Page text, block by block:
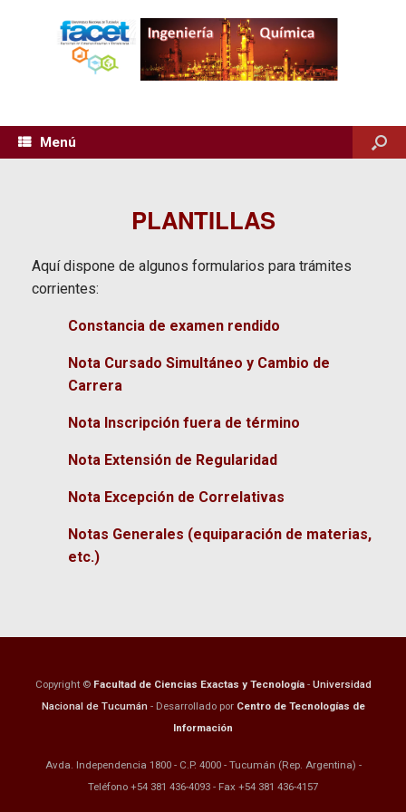
Menú
PLANTILLAS
Aquí dispone de algunos formularios para trámites
corrientes:
Constancia de examen rendido
Nota Cursado Simultáneo y Cambio de
Carrera
Nota Inscripción fuera de término
Nota Extensión de Regularidad
Nota Excepción de Correlativas
Notas Generales (equiparación de materias,
etc.)
Copyright © Facultad de Ciencias Exactas y Tecnología- Universidad
Nacional de Tucumán - Desarrollado por Centro de Tecnologías de
Información
Avda. Independencia 1800 - C.P. 4000 - Tucumán (Rep. Argentina) -
Teléfono +54 381 436-4093 - Fax +54 381 436-4157